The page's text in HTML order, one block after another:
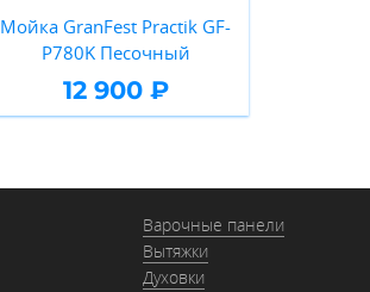
Мойка GranFest Practik GF-
P780K Песочный
12 900 ₽
Варочные панели
Вытяжки
Духовки